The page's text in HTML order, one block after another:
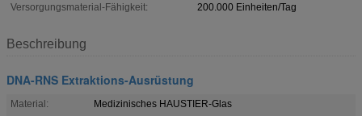
Versorgungsmaterial-Fähigkeit:
200.000 Einheiten/Tag
Beschreibung
DNA-RNS Extraktions-Ausrüstung
Material:
Medizinisches HAUSTIER-Glas